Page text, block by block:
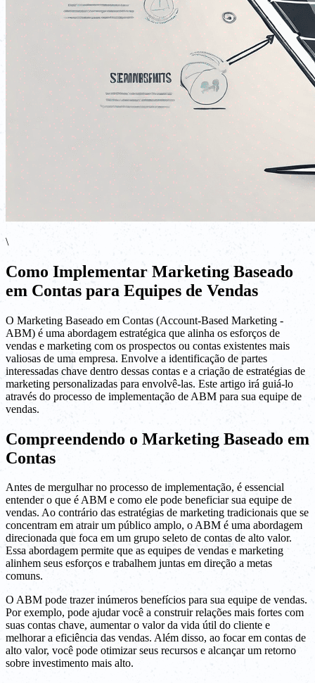
\
Como Implementar Marketing Baseado
em Contas para Equipes de Vendas
O Marketing Baseado em Contas (Account-Based Marketing -
ABM) é uma abordagem estratégica que alinha os esforços de
vendas e marketing com os prospectos ou contas existentes mais
valiosas de uma empresa. Envolve a identificação de partes
interessadas chave dentro dessas contas e a criação de estratégias de
marketing personalizadas para envolvê-las. Este artigo irá guiá-lo
através do processo de implementação de ABM para sua equipe de
vendas.
Compreendendo o Marketing Baseado em
Contas
Antes de mergulhar no processo de implementação, é essencial
entender o que é ABM e como ele pode beneficiar sua equipe de
vendas. Ao contrário das estratégias de marketing tradicionais que se
concentram em atrair um público amplo, o ABM é uma abordagem
direcionada que foca em um grupo seleto de contas de alto valor.
Essa abordagem permite que as equipes de vendas e marketing
alinhem seus esforços e trabalhem juntas em direção a metas
comuns.
O ABM pode trazer inúmeros benefícios para sua equipe de vendas.
Por exemplo, pode ajudar você a construir relações mais fortes com
suas contas chave, aumentar o valor da vida útil do cliente e
melhorar a eficiência das vendas. Além disso, ao focar em contas de
alto valor, você pode otimizar seus recursos e alcançar um retorno
sobre investimento mais alto.